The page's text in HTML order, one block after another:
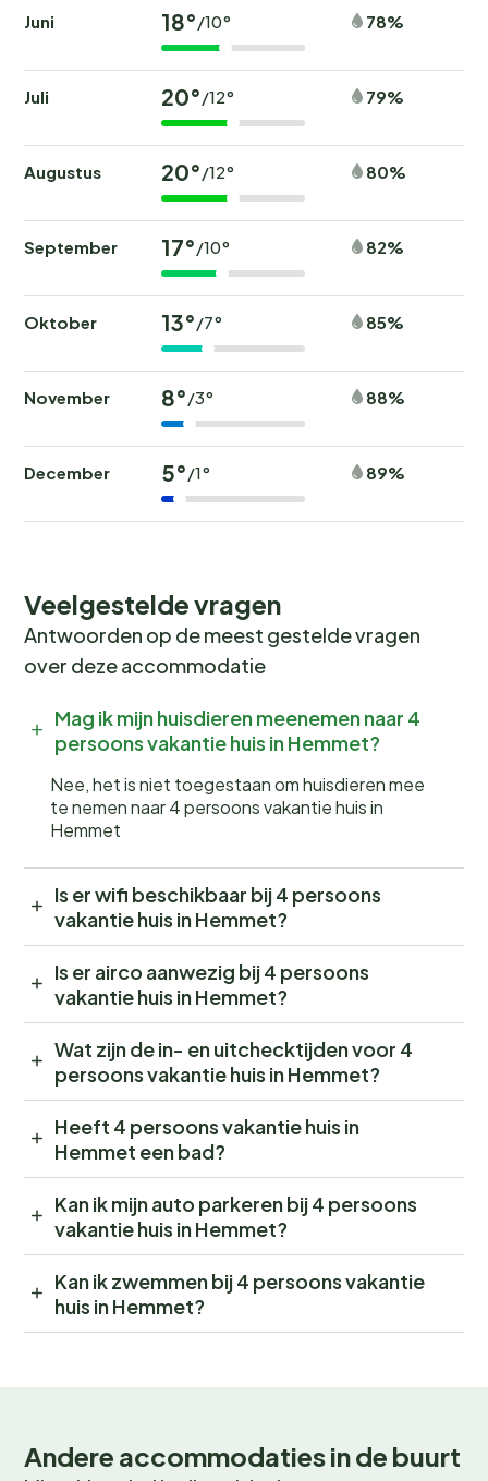
Juni 18°/10° 78%
Juli 20°/12° 79%
Augustus 20°/12° 80%
September 17°/10° 82%
Oktober 13°/7° 85%
November 8°/3° 88%
December 5°/1° 89%
Veelgestelde vragen
Antwoorden op de meest gestelde vragen
over deze accommodatie
Mag ik mijn huisdieren meenemen naar 4
persoons vakantie huis in Hemmet?
Nee, het is niet toegestaan om huisdieren mee
te nemen naar 4 persoons vakantie huis in
Hemmet
Is er wifi beschikbaar bij 4 persoons
vakantie huis in Hemmet?
Is er airco aanwezig bij 4 persoons
vakantie huis in Hemmet?
Wat zijn de in- en uitchecktijden voor 4
persoons vakantie huis in Hemmet?
Heeft 4 persoons vakantie huis in
Hemmet een bad?
Kan ik mijn auto parkeren bij 4 persoons
vakantie huis in Hemmet?
Kan ik zwemmen bij 4 persoons vakantie
huis in Hemmet?
Andere accommodaties in de buurt